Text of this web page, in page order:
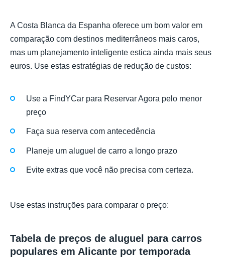
A Costa Blanca da Espanha oferece um bom valor em
comparação com destinos mediterrâneos mais caros,
mas um planejamento inteligente estica ainda mais seus
euros. Use estas estratégias de redução de custos:
Use a FindYCar para Reservar Agora pelo menor
preço
Faça sua reserva com antecedência
Planeje um aluguel de carro a longo prazo
Evite extras que você não precisa com certeza.
Use estas instruções para comparar o preço:
Tabela de preços de aluguel para carros
populares em Alicante por temporada